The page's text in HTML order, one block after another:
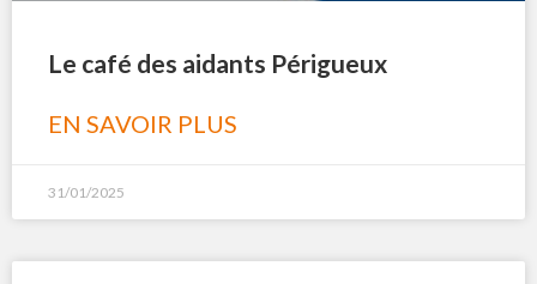
Le café des aidants Périgueux
EN SAVOIR PLUS
31/01/2025